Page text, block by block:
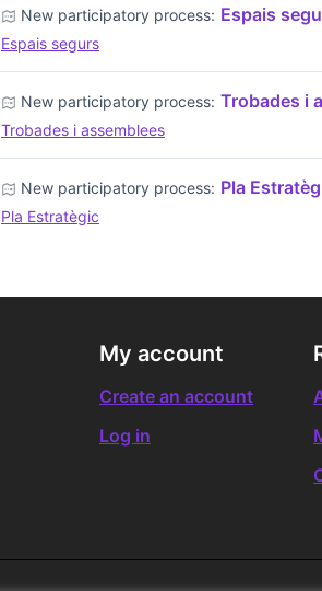
New participatory process: Espais
Espais segurs
New participatory process: Trobades i
Trobades i assemblees
New participatory process: Pla
Pla Estratègic
My account
Create an account
Log in